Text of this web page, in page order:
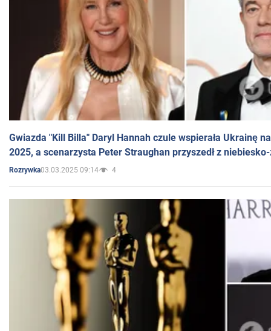
Gwiazda "Kill Billa" Daryl Hannah czule wspierała Ukrainę
2025, a scenarzysta Peter Straughan przyszedł z
Rozrywka03.03.2025 09:14 4